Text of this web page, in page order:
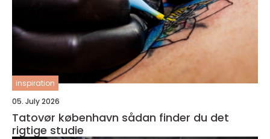
inspiration
05. July 2026
Tatovør københavn sådan finder du det
rigtige studie